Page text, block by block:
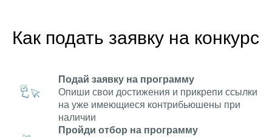
Как подать заявку на конкурс
Подай заявку на программу
Опиши свои достижения и прикрепи ссылки
на уже имеющиеся контрибьюшены при
наличии
Пройди отбор на программу